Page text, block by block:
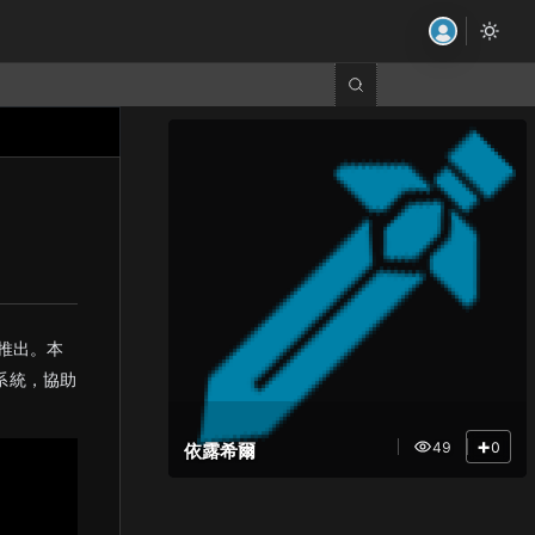
出。本
統，協助
依露希爾 49 +0